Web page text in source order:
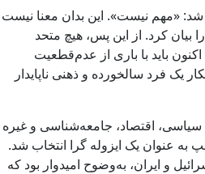
شد: «مهم نیست». این بدان معنا نیست
کرد. از این پس، هیچ متحد
باید با باری از عدم‌قطعیت
یک فرد سالخورده و ذهنی ناپایدار
سیاسی، اقتصاد، جامعه‌شناسی و غیره
‌عنوان یک ایزوله‌ گرا انتخاب شد.
و ایران، به‌وضوح امیدوار بود که